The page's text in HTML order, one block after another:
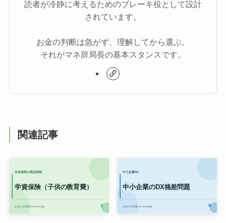
読者が冷静に考えるためのブレーキ役として設計
されています。
お金の判断は急がず、理解してから選ぶ。
それがマネ辞局長の基本スタンスです。
関連記事